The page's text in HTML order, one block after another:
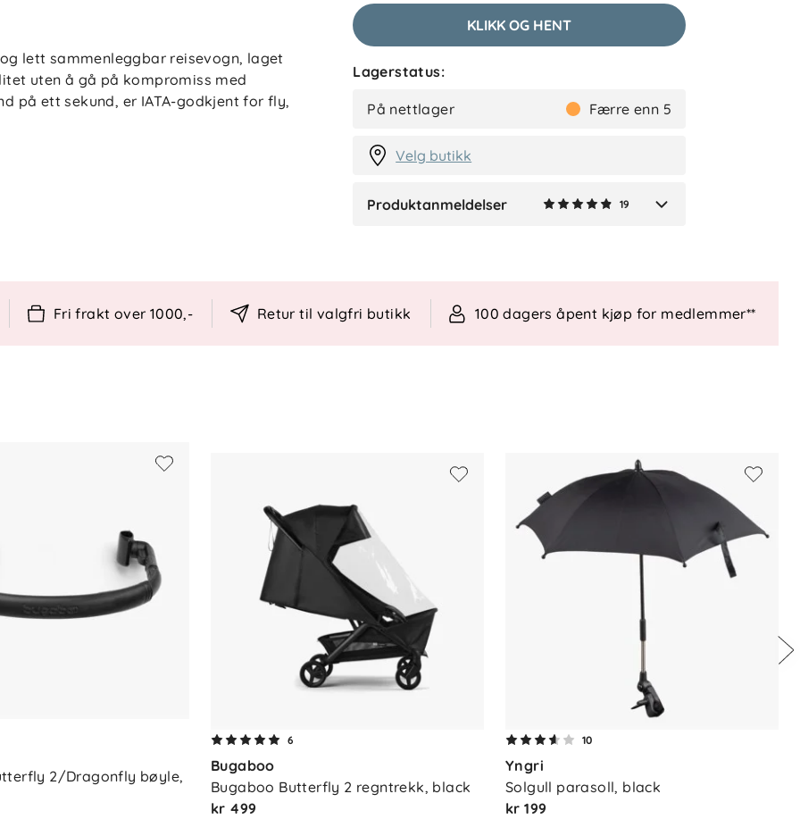
lett sammenleggbar reisevogn, laget
uten å gå på kompromiss med
på ett sekund, er IATA-godkjent for fly,
liggestilling, perfekt både for hvile og
bein. Under vognen får du med deg
% lavere CO₂-avtrykk enn forrige
polyamid
KLIKK OG HENT
Lagerstatus:
På nettlager Færre enn 5
Velg butikk
Produktanmeldelser 19
K Kristin
Fri frakt over 1000,- Retur til valgfri butikk 100 dagers åpent kjøp for medlemmer**
2/Dragonfly bøyle,
6
Bugaboo
Bugaboo Butterfly 2 regntrekk, black
kr 499
10
Yngri
Solgull parasoll, black
kr 199